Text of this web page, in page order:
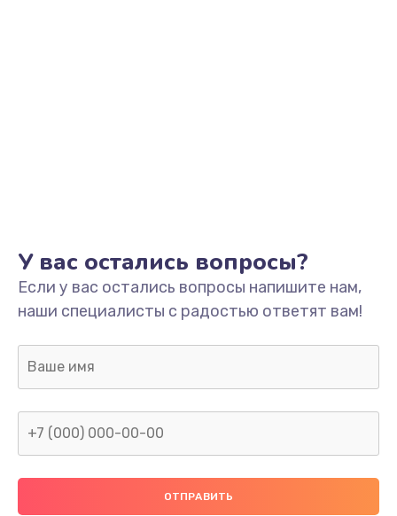
Замена/Pемонт карбюратора
1300 руб.
Заказать
Ремонт капиллярной трубки
400 руб.
У вас остались вопросы?
Если у вас остались вопросы напишите нам,
наши специалисты с радостью ответят вам!